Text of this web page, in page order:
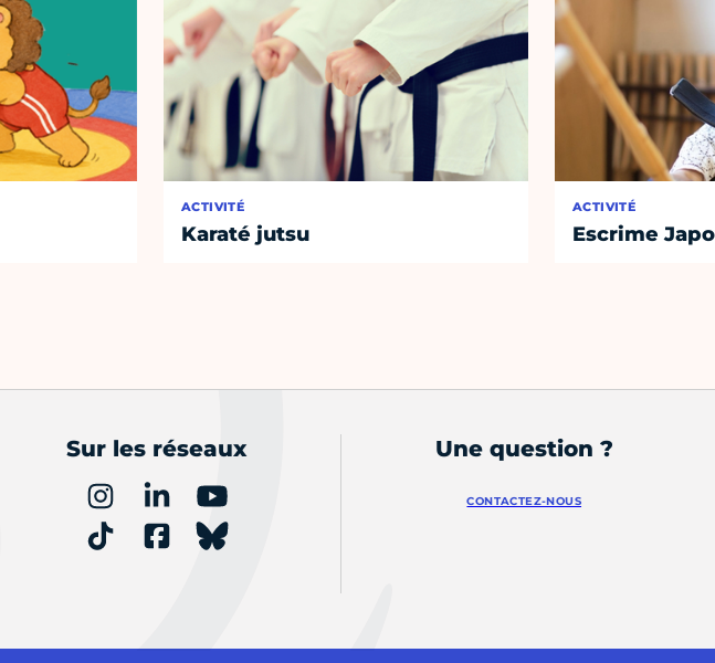
ACTIVITÉ
Karaté jutsu
ACTIVITÉ
Escrime
Sur les réseaux Une question ?
CONTACTEZ-NOUS